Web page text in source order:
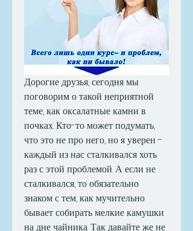
Дорогие друзья, сегодня мы
поговорим о такой неприятной
теме, как оксалатные камни в
почках. Кто-то может подумать,
что это не про него, но я уверен -
каждый из нас сталкивался хоть
раз с этой проблемой. А если не
сталкивался, то обязательно
знаком с тем, как мучительно
бывает собирать мелкие камушки
на дне чайника. Так давайте же не